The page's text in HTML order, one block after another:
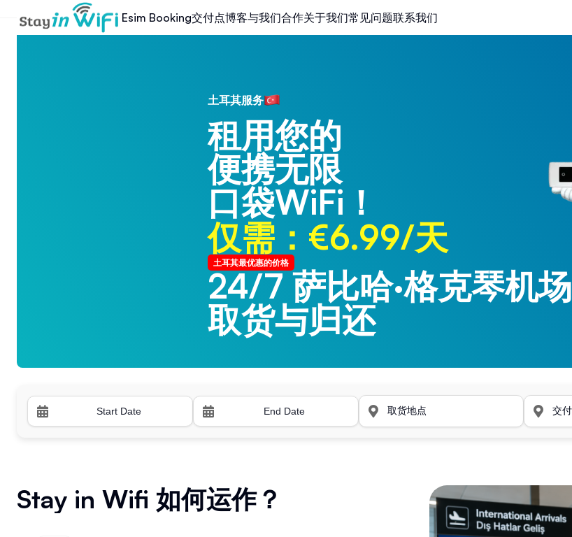
Esim Booking交付点博客与我们合作关于我们常见问题联系我们
土耳其服务
租用您的
便携无限
口袋WiFi！
仅需：€6.99/天
土耳其最优惠的价格
24/7 萨比哈·格克琴机场
取货与归还
24/7 特拉布宗机场
取货与归还
Stay in Wifi 如何运作？